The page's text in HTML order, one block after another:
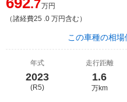
.7万円
（諸経費25 .0 万円含む）
この車種の相場
年式
2023
(R5)
走行距離
1.6
万km